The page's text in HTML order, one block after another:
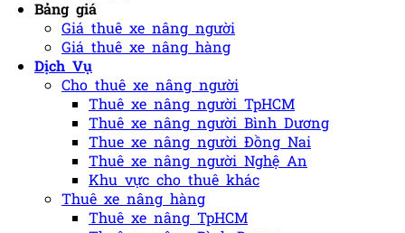
Bảng giá
Giá thuê xe nâng người
Giá thuê xe nâng hàng
Dịch Vụ
Cho thuê xe nâng người
Thuê xe nâng người TpHCM
Thuê xe nâng người Bình Dương
Thue xe nâng người Đồng Nai
Thuê xe nâng người Nghệ An
Khu vực cho thuê khác
Thuê xe nâng hàng
Thuê xe nâng TpHCM